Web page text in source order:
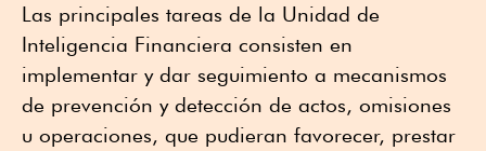
Las principales tareas de la Unidad de
Inteligencia Financiera consisten en
implementar y dar seguimiento a mecanismos
de prevención y detección de actos, omisiones
u operaciones, que pudieran favorecer, prestar